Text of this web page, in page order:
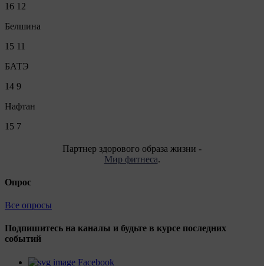
16 12
Белшина
15 11
БАТЭ
14 9
Нафтан
15 7
Партнер здорового образа жизни -
Мир фитнеса.
Опрос
Все опросы
Подпишитесь на каналы и будьте в курсе последних
событий
Facebook